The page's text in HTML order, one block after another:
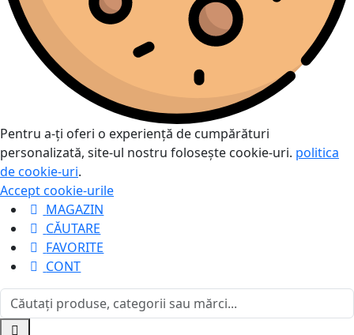
Pentru a-ți oferi o experiență de cumpărături
personalizată, site-ul nostru folosește cookie-uri. politica
de cookie-uri.
Accept cookie-urile
MAGAZIN
CĂUTARE
FAVORITE
CONT